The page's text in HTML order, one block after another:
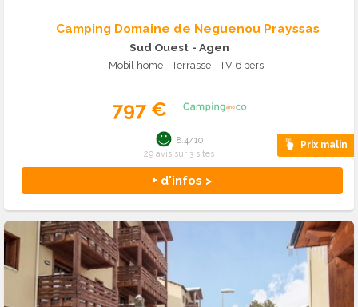
Camping Domaine de Neguenou Prayssas
Sud Ouest - Agen
Mobil home - Terrasse - TV 6 pers.
797 €
Prix malin
+ d'infos >
8.4/10
29 avis sur 3 sites